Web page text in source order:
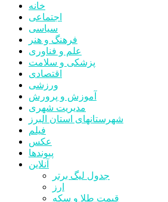
خانه
اجتماعی
سیاسی
فرهنگ و هنر
علم و فناوری
پزشکی و سلامت
اقتصادی
ورزشی
آموزش و پرورش
مدیریت شهری
شهرستانهای استان البرز
فیلم
عکس
پیوندها
آنلاین
جدول لیگ برتر
ارز
قیمت طلا و سکه